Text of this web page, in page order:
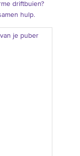
driftbuien?
hulp.
je puber